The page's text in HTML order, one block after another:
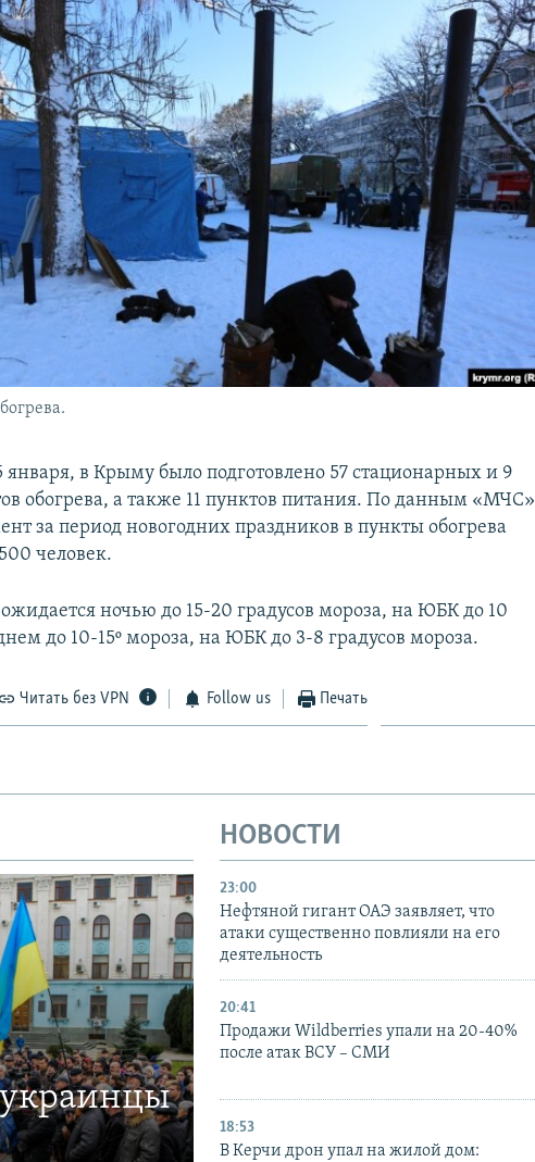
в Крыму было подготовлено 57 стационарных и 9
обогрева, а также 11 пунктов питания. По данным «МЧС»
за период новогодних праздников в пункты обогрева
человек.
ночью до 15-20 градусов мороза, на ЮБК до 10
до 10-15º мороза, на ЮБК до 3-8 градусов мороза.
Читать без VPN Follow us Печать
НОВОСТИ
23:00
Нефтяной гигант ОАЭ заявляет, что
атаки существенно повлияли на его
деятельность
20:41
Продажи Wildberries упали на 20-40%
после атак ВСУ – СМИ
18:53
В Керчи дрон упал на жилой дом: